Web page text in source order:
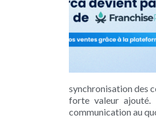
synchronisation des
forte valeur ajouté.
communication au